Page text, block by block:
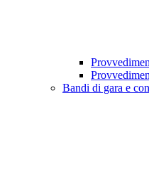
Bandi di gara e